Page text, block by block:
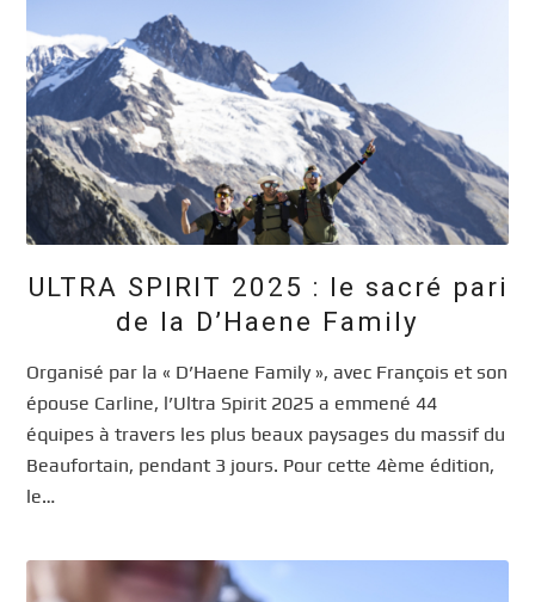
ULTRA SPIRIT 2025 : le sacré pari
de la D’Haene Family
Organisé par la « D’Haene Family », avec François et son
épouse Carline, l’Ultra Spirit 2025 a emmené 44
équipes à travers les plus beaux paysages du massif du
Beaufortain, pendant 3 jours. Pour cette 4ème édition,
le…